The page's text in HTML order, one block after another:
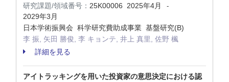
研究課題/領域番号： 25K00006 2025年4月 -
2029年3月
日本学術振興会 科学研究費助成事業 基盤研究(B)
李 振, 矢田 勝俊, 李 キョンテ, 井上 真里, 佐野 楓
詳細を見る
アイトラッキングを用いた投資家の意思決定における認